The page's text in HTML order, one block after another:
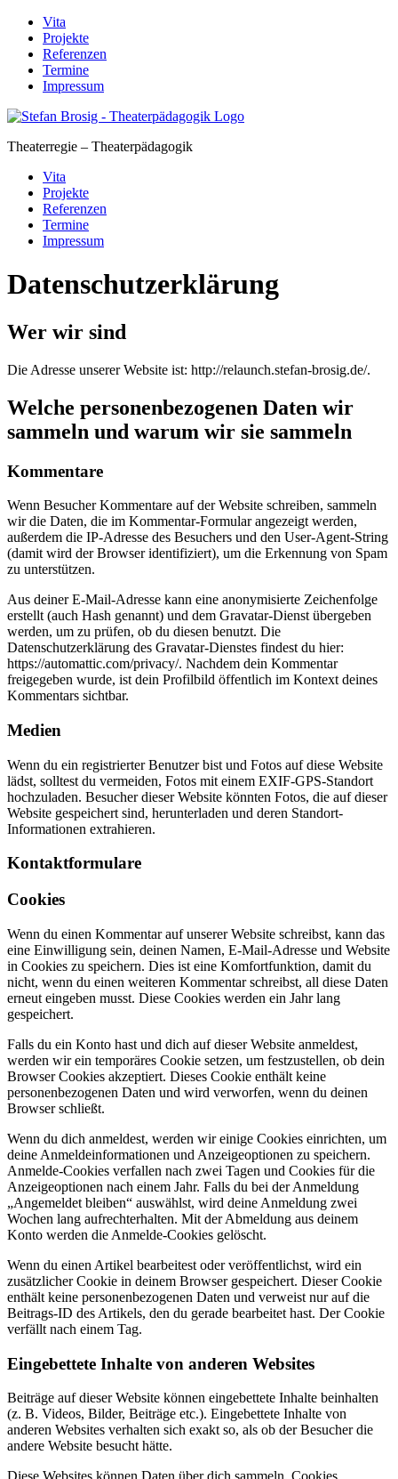
Skip
content
Vita
Projekte
Referenzen
Termine
Impressum
Theaterregie – Theaterpädagogik
Vita
Projekte
Referenzen
Termine
Impressum
Datenschutzerklärung
Wer wir sind
Die Adresse unserer Website ist: http://relaunch.stefan-brosig.de/.
Welche personenbezogenen Daten wir
sammeln und warum wir sie sammeln
Kommentare
Wenn Besucher Kommentare auf der Website schreiben, sammeln
wir die Daten, die im Kommentar-Formular angezeigt werden,
außerdem die IP-Adresse des Besuchers und den User-Agent-String
(damit wird der Browser identifiziert), um die Erkennung von Spam
zu unterstützen.
Aus deiner E-Mail-Adresse kann eine anonymisierte Zeichenfolge
erstellt (auch Hash genannt) und dem Gravatar-Dienst übergeben
werden, um zu prüfen, ob du diesen benutzt. Die
Datenschutzerklärung des Gravatar-Dienstes findest du hier:
https://automattic.com/privacy/. Nachdem dein Kommentar
freigegeben wurde, ist dein Profilbild öffentlich im Kontext deines
Kommentars sichtbar.
Medien
Wenn du ein registrierter Benutzer bist und Fotos auf diese Website
lädst, solltest du vermeiden, Fotos mit einem EXIF-GPS-Standort
hochzuladen. Besucher dieser Website könnten Fotos, die auf dieser
Website gespeichert sind, herunterladen und deren Standort-
Informationen extrahieren.
Kontaktformulare
Cookies
Wenn du einen Kommentar auf unserer Website schreibst, kann das
eine Einwilligung sein, deinen Namen, E-Mail-Adresse und Website
in Cookies zu speichern. Dies ist eine Komfortfunktion, damit du
nicht, wenn du einen weiteren Kommentar schreibst, all diese Daten
erneut eingeben musst. Diese Cookies werden ein Jahr lang
gespeichert.
Falls du ein Konto hast und dich auf dieser Website anmeldest,
werden wir ein temporäres Cookie setzen, um festzustellen, ob dein
Browser Cookies akzeptiert. Dieses Cookie enthält keine
personenbezogenen Daten und wird verworfen, wenn du deinen
Browser schließt.
Wenn du dich anmeldest, werden wir einige Cookies einrichten, um
deine Anmeldeinformationen und Anzeigeoptionen zu speichern.
Anmelde-Cookies verfallen nach zwei Tagen und Cookies für die
Anzeigeoptionen nach einem Jahr. Falls du bei der Anmeldung
„Angemeldet bleiben“ auswählst, wird deine Anmeldung zwei
Wochen lang aufrechterhalten. Mit der Abmeldung aus deinem
Konto werden die Anmelde-Cookies gelöscht.
Wenn du einen Artikel bearbeitest oder veröffentlichst, wird ein
zusätzlicher Cookie in deinem Browser gespeichert. Dieser Cookie
enthält keine personenbezogenen Daten und verweist nur auf die
Beitrags-ID des Artikels, den du gerade bearbeitet hast. Der Cookie
verfällt nach einem Tag.
Eingebettete Inhalte von anderen Websites
Beiträge auf dieser Website können eingebettete Inhalte beinhalten
(z. B. Videos, Bilder, Beiträge etc.). Eingebettete Inhalte von
anderen Websites verhalten sich exakt so, als ob der Besucher die
andere Website besucht hätte.